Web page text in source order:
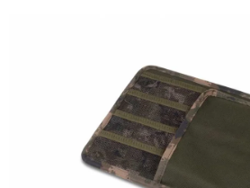
hvězdiček.